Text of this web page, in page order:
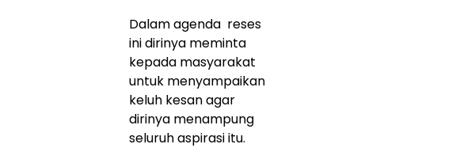
Dalam agenda reses
ini dirinya meminta
kepada masyarakat
untuk menyampaikan
keluh kesan agar
dirinya menampung
seluruh aspirasi itu.